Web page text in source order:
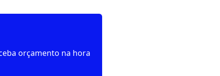
orçamento na hora